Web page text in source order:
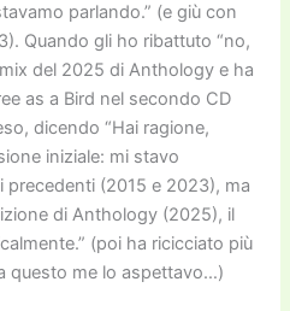
parlando.” (e giù con
Quando gli ho ribattuto “no,
del 2025 di Anthology e ha
as a Bird nel secondo CD
dicendo “Hai ragione,
iniziale: mi stavo
precedenti (2015 e 2023), ma
di Anthology (2025), il
(poi ha ricicciato più
questo me lo aspettavo…)